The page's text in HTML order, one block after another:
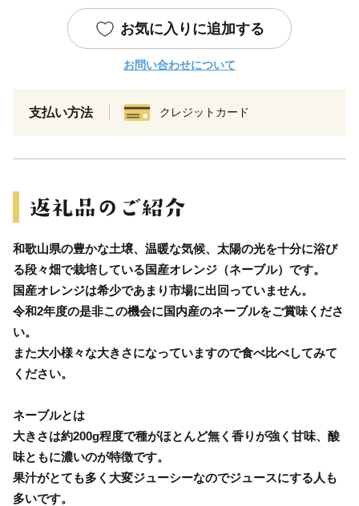
お気に入りに追加する
お問い合わせについて
支払い方法 クレジットカード
和歌山県の豊かな土壌、温暖な気候、太陽の光を十分に浴び
る段々畑で栽培している国産オレンジ（ネーブル）です。
国産オレンジは希少であまり市場に出回っていません。
令和2年度の是非この機会に国内産のネーブルをご賞味くださ
い。
また大小様々な大きさになっていますので食べ比べしてみて
ください。
ネーブルとは
大きさは約200g程度で種がほとんど無く香りが強く甘味、酸
味ともに濃いのが特徴です。
果汁がとても多く大変ジューシーなのでジュースにする人も
多いです。